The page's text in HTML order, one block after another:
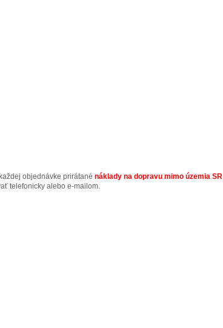
objednávke prirátané náklady na dopravu mimo územia SR
telefonicky alebo e-mailom.